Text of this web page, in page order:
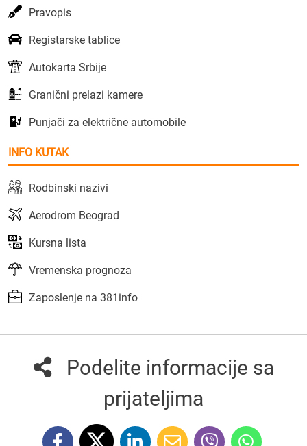
Pravopis
Registarske tablice
Autokarta Srbije
Granični prelazi kamere
Punjači za električne automobile
INFO KUTAK
Rodbinski nazivi
Aerodrom Beograd
Kursna lista
Vremenska prognoza
Zaposlenje na 381info
Podelite informacije sa
prijateljima